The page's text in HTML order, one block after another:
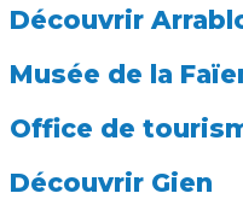
Découvrir
Musée de la
Office de
Découvrir Gien